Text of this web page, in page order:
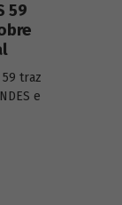
59
59 traz
e